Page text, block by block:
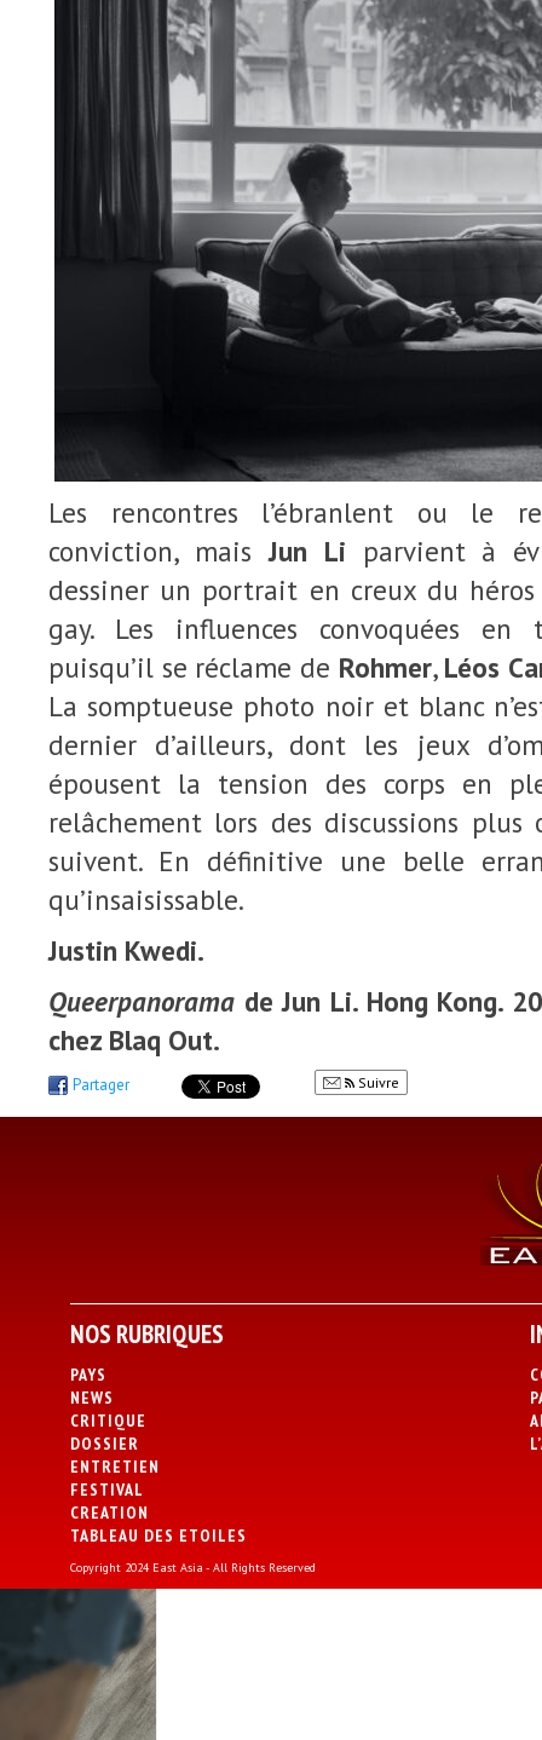
Les rencontres l’ébranlent ou le
conviction, maisJun Li parvient à
dessiner un portrait en creux du
gay. Les influences convoquées en
puisqu’il se réclame de Rohmer, Léos
La somptueuse photo noir et blanc
dernier d’ailleurs, dont les jeux
épousent la tension des corps en
relâchement lors des discussions plus
suivent. En définitive une belle
qu’insaisissable.
Justin Kwedi.
Queerpanorama de Jun Li. Hong Kong.
chez Blaq Out.
Partager Suivre
NOS RUBRIQUES
PAYS
NEWS
CRITIQUE
DOSSIER
ENTRETIEN
FESTIVAL
CREATION
TABLEAU DES ETOILES
Copyright 2024 East Asia - All Rights Reserved